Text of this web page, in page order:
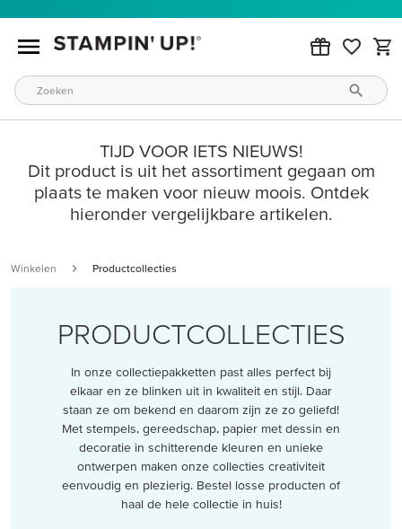
TIJD VOOR IETS NIEUWS!
Dit product is uit het assortiment gegaan om
plaats te maken voor nieuw moois. Ontdek
hieronder vergelijkbare artikelen.
Winkelen Productcollecties
PRODUCTCOLLECTIES
In onze collectiepakketten past alles perfect bij
elkaar en ze blinken uit in kwaliteit en stijl. Daar
staan ze om bekend en daarom zijn ze zo geliefd!
Met stempels, gereedschap, papier met dessin en
decoratie in schitterende kleuren en unieke
ontwerpen maken onze collecties creativiteit
eenvoudig en plezierig. Bestel losse producten of
haal de hele collectie in huis!